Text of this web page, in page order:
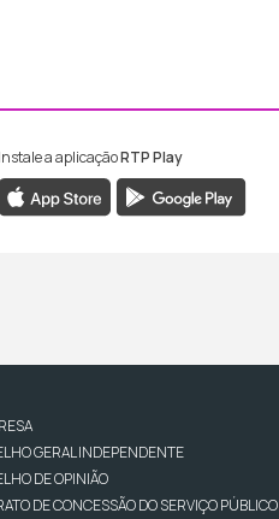
Madeira
RTP Madeira
Instale a aplicaçãoRTP Play
GERAL INDEPENDENTE
DE OPINIÃO
DE CONCESSÃO DO SERVIÇO PÚBLICO